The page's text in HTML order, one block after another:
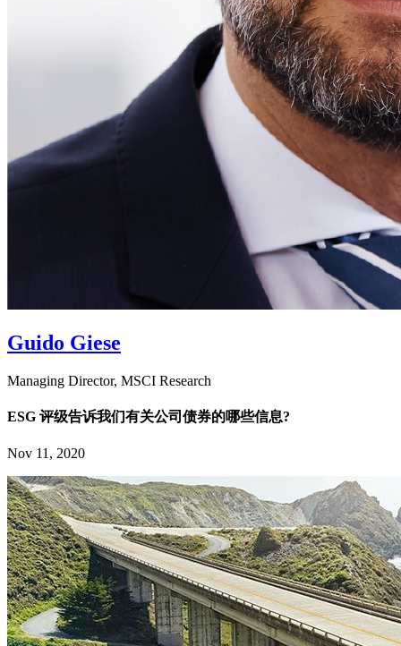
Guido Giese
Managing Director, MSCI Research
ESG 评级告诉我们有关公司债券的哪些信息?
Nov 11, 2020